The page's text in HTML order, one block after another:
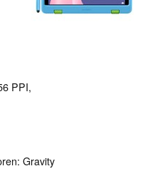
PPI,
Gravity